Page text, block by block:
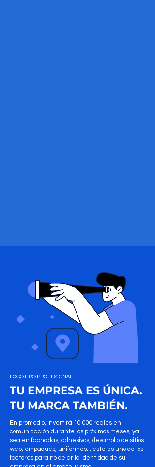
LOGOTIPO PROFESIONAL
TU EMPRESA ES ÚNICA.
TU MARCA TAMBIÉN.
En promedio, invertirá 10.000 reales en
comunicación durante los próximos meses, ya
sea en fachadas, adhesivos, desarrollo de sitios
web, empaques, uniformes... este es uno de los
factores para no dejar la identidad de su